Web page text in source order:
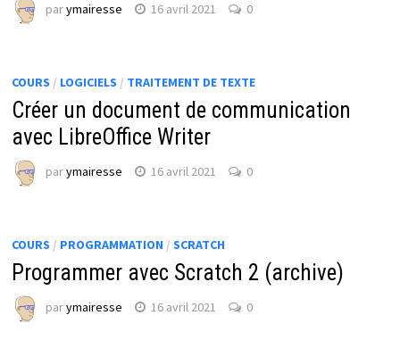
parymairesse 16 avril 2021 0
COURS / LOGICIELS / TRAITEMENT DE TEXTE
Créer un document de communication
avec LibreOffice Writer
parymairesse 16 avril 2021 0
COURS / PROGRAMMATION / SCRATCH
Programmer avec Scratch 2 (archive)
parymairesse 16 avril 2021 0